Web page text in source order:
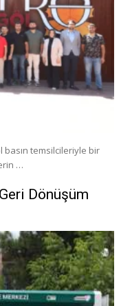
basın temsilcileriyle bir
…
Dönüşüm